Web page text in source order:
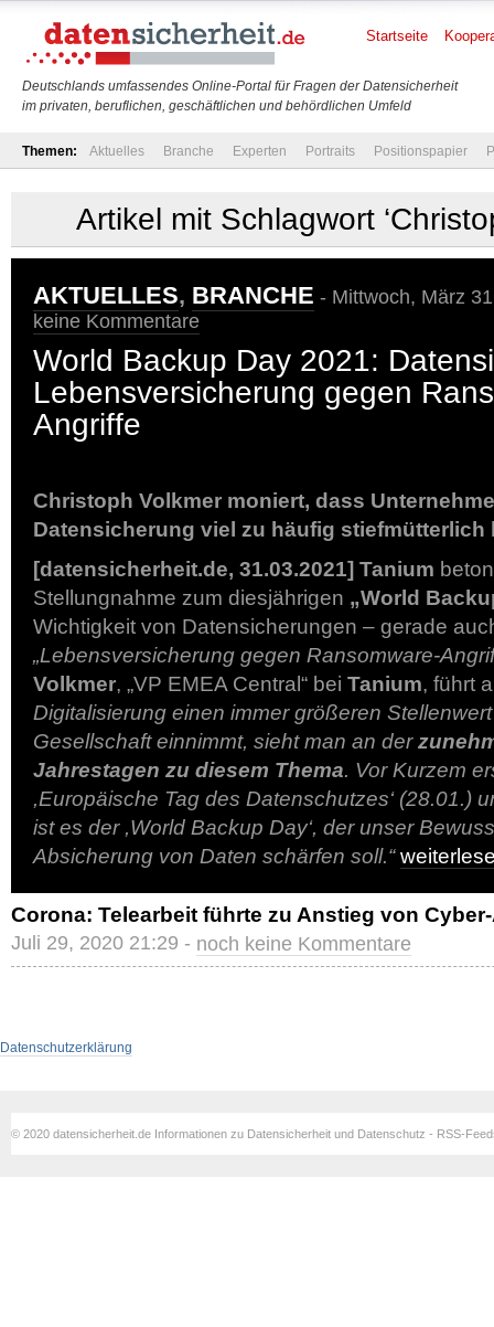
Deutschlands umfassendes Online-Portal für Fragen der Datensicherheit
im privaten, beruflichen, geschäftlichen und behördlichen Umfeld
Startseite
Themen: Aktuelles Branche Experten Portraits Positionspapier
Artikel mit Schlagwort
AKTUELLES, BRANCHE - Mittwoch, März
keine Kommentare
World Backup Day 2021:
Lebensversicherung gegen
Angriffe
Christoph Volkmer moniert, dass
Datensicherung viel zu häufig stiefmütterlich
[datensicherheit.de, 31.03.2021] Tanium
Stellungnahme zum diesjährigen „World
Wichtigkeit von Datensicherungen – gerade
„Lebensversicherung gegen Ransomware-
Volkmer, „VP EMEA Central“ bei Tanium, führt
Digitalisierung einen immer größeren
Gesellschaft einnimmt, sieht man an der
Jahrestagen zu diesem Thema. Vor Kurzem
,Europäische Tag des Datenschutzes‘ (28.01.)
ist es der ,World Backup Day‘, der unser
Absicherung von Daten schärfen soll.“
Corona: Telearbeit führte zu Anstieg von
Juli 29, 2020 21:29 - noch keine Kommentare
Datenschutzerklärung
© 2020 datensicherheit.de Informationen zu Datensicherheit und Datenschutz - RSS-